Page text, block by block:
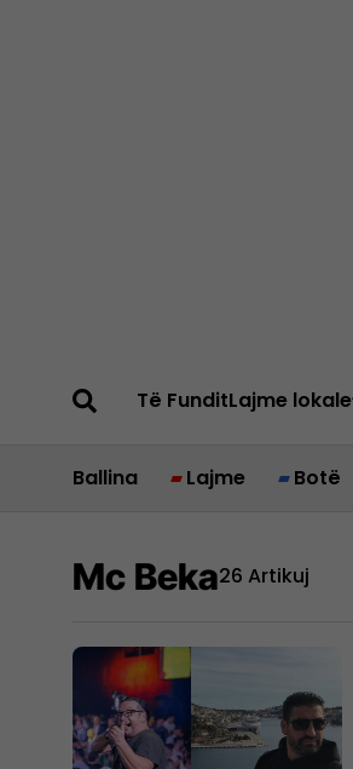
Të FunditLajme lokale
Ballina Lajme Botë
Mc Beka26 Artikuj